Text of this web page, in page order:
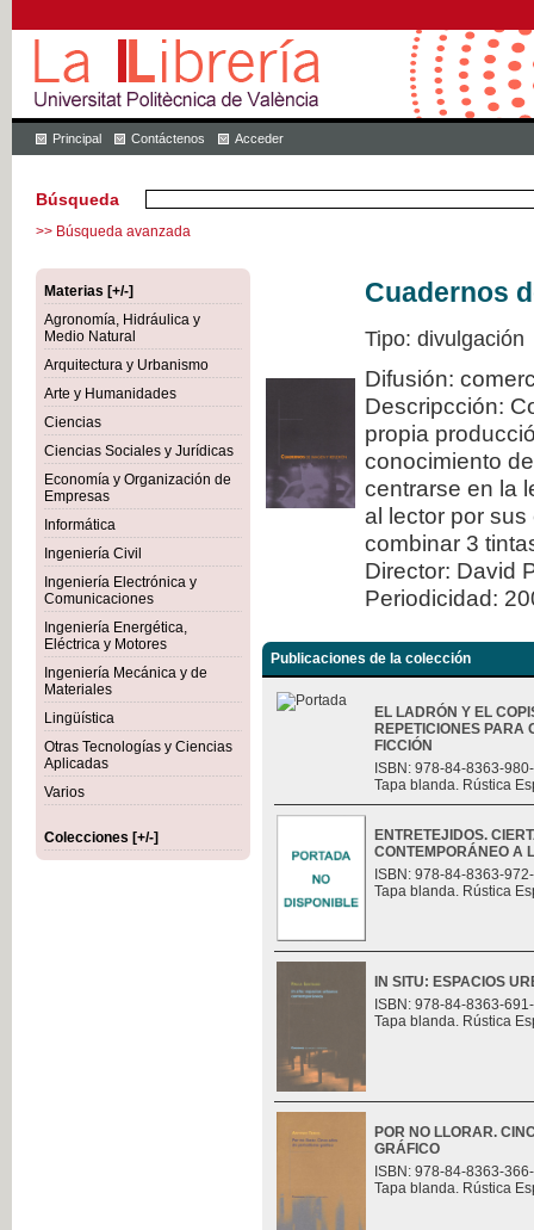
Principal Contáctenos Acceder
Búsqueda
>> Búsqueda avanzada
Materias [+/-]
Agronomía, Hidráulica y
Medio Natural
Arquitectura y Urbanismo
Arte y Humanidades
Ciencias
Ciencias Sociales y Jurídicas
Economía y Organización de
Empresas
Informática
Ingeniería Civil
Ingeniería Electrónica y
Comunicaciones
Ingeniería Energética,
Eléctrica y Motores
Ingeniería Mecánica y de
Materiales
Lingüística
Otras Tecnologías y Ciencias
Aplicadas
Varios
Colecciones [+/-]
Cuadernos
Tipo: divulgación
Difusión:
Descripcción:
propia
conocimiento
centrarse en la
al lector por
combinar 3
Director: David
Periodicidad:
Publicaciones de la colección
EL LADRÓN Y EL
REPETICIONES
FICCIÓN
ISBN: 978-84-8363-
Tapa blanda. Rústica
ENTRETEJIDOS.
CONTEMPORÁNEO A
ISBN: 978-84-8363-
Tapa blanda. Rústica
IN SITU: ESPACIOS
ISBN: 978-84-8363-
Tapa blanda. Rústica
POR NO LLORAR.
GRÁFICO
ISBN: 978-84-8363-
Tapa blanda. Rústica